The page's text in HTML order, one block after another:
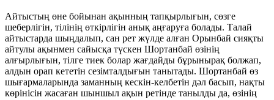
Айтыстың өне бойынан ақынның тапқырлығын, сөзге
шеберлігін, тілінің өткірлігін анық аңғаруға болады. Талай
айтыстарда шыңдалып, сан рет жүлде алған Орынбай сияқты
айтулы ақынмен сайысқа түскен Шортанбай өзінің
алғырлығын, тілге тиек болар жағдайды бұрынырақ болжап,
алдын орап кететін сезімталдығын танытады. Шортанбай өз
шығармаларында заманның кескін-келбетін дәл басып, нақты
көрінісін жасаған шыншыл ақын ретінде танылды да, өзінің